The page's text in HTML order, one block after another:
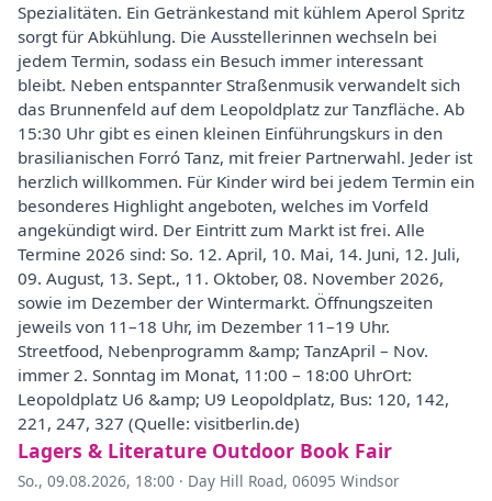
Spezialitäten. Ein Getränkestand mit kühlem Aperol Spritz
sorgt für Abkühlung. Die Ausstellerinnen wechseln bei
jedem Termin, sodass ein Besuch immer interessant
bleibt. Neben entspannter Straßenmusik verwandelt sich
das Brunnenfeld auf dem Leopoldplatz zur Tanzfläche. Ab
15:30 Uhr gibt es einen kleinen Einführungskurs in den
brasilianischen Forró Tanz, mit freier Partnerwahl. Jeder ist
herzlich willkommen. Für Kinder wird bei jedem Termin ein
besonderes Highlight angeboten, welches im Vorfeld
angekündigt wird. Der Eintritt zum Markt ist frei. Alle
Termine 2026 sind: So. 12. April, 10. Mai, 14. Juni, 12. Juli,
09. August, 13. Sept., 11. Oktober, 08. November 2026,
sowie im Dezember der Wintermarkt. Öffnungszeiten
jeweils von 11–18 Uhr, im Dezember 11–19 Uhr.
Streetfood, Nebenprogramm &amp; TanzApril – Nov.
immer 2. Sonntag im Monat, 11:00 – 18:00 UhrOrt:
Leopoldplatz U6 &amp; U9 Leopoldplatz, Bus: 120, 142,
221, 247, 327 (Quelle: visitberlin.de)
Lagers & Literature Outdoor Book Fair
So., 09.08.2026, 18:00 · Day Hill Road, 06095 Windsor